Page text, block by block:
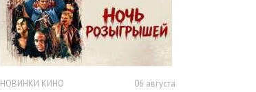
НОВИНКИ КИНО 06 августа